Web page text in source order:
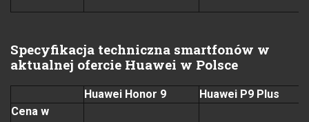
Specyfikacja techniczna smartfonów w
aktualnej ofercie Huawei w Polsce
Huawei Honor 9 H uawei P9 Plus
Cena w